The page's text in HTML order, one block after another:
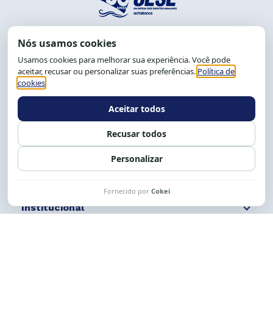
End.: R. da Graça, 150. Graça
CEP: 40.150-055
Salvador-BA, Brasil.
Tel.: (71) 2104-5457, Cel.: (71) 9 9239-2104 ou 2105
Expediente: 8h às 12h e 13 às 17h.
Siga nossas redes Fale conosco
Institucional